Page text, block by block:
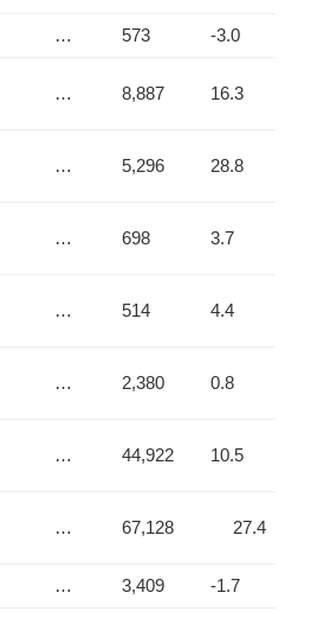
… 573 -3.0
… 8,887 16.3
… 5,296 28.8
… 698 3.7
… 514 4.4
… 2,380 0.8
… 44,922 10.5
… 67,128 27.4
… 3,409 -1.7